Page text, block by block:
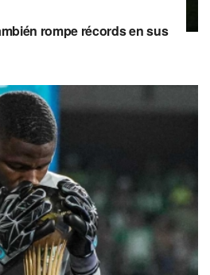
rompe récords en sus